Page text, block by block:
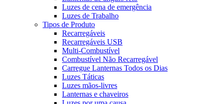
Luzes de cena de emergência
Luzes de Trabalho
Tipos de Produto
Recarregáveis
Recarregáveis USB
Multi-Combustível
Combustível Não Recarregável
Carregue Lanternas Todos os Dias
Luzes Táticas
Luzes mãos-livres
Lanternas e chaveiros